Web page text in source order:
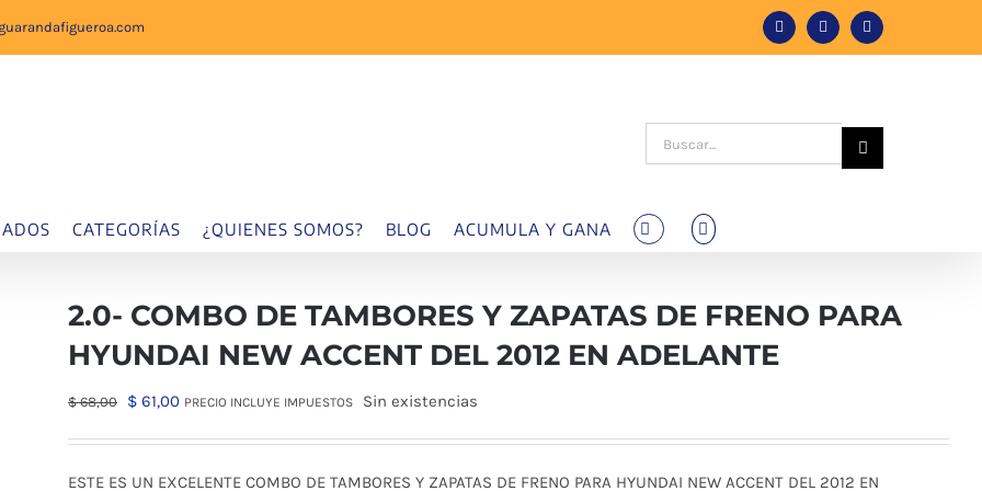
FacebookInstagramTiktok
Buscar:
CATEGORÍAS ¿QUIENES SOMOS? BLOG ACUMULA Y GANA
2.0- COMBO DE TAMBORES Y ZAPATAS DE FRENO PARA
HYUNDAI NEW ACCENT DEL 2012 EN ADELANTE
$68,00
El
$ 61,00ElPRECIO INCLUYE IMPUESTOS Sin existencias
ESTE ES UN EXCELENTE COMBO DE TAMBORES Y ZAPATAS DE FRENO PARA HYUNDAI NEW ACCENT DEL 2012 EN